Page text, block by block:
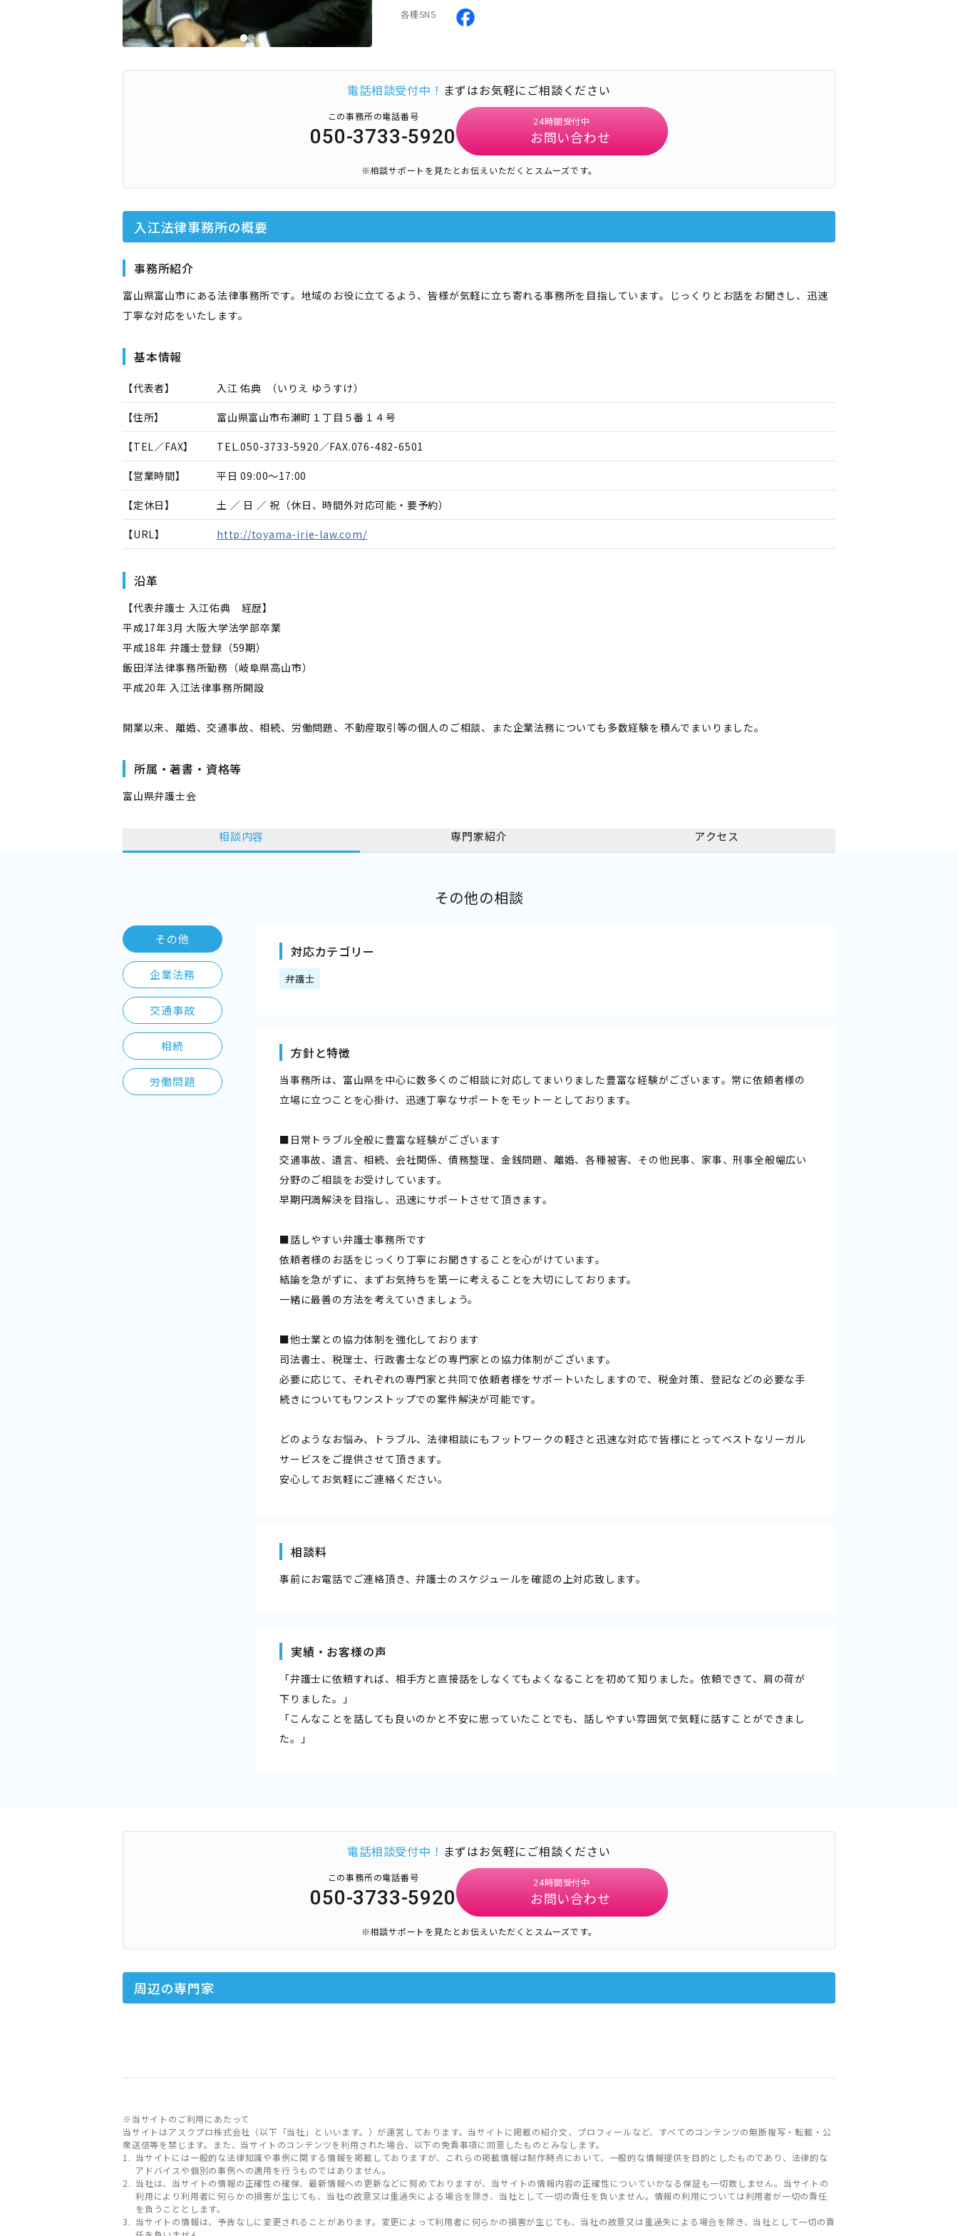
各種SNS
電話相談受付中！ まずはお気軽にご相談ください
この事務所の電話番号
050-3733-5920
24時間受付中
お問い合わせ
※相談サポートを見たとお伝えいただくとスムーズです。
入江法律事務所の概要
事務所紹介
富山県富山市にある法律事務所です。地域のお役に立てるよう、皆様が気軽に立ち寄れる事務所を目指しています。じっくりとお話をお聞きし、迅速
丁寧な対応をいたします。
基本情報
【代表者】 入江 佑典 （いりえ ゆうすけ）
【住所】 富山県富山市布瀬町１丁目５番１４号
【TEL／FAX】 TEL.050-3733-5920 ／FAX.076-482-6501
【営業時間】 平日 09:00～17:00
【定休日】 土 ／ 日 ／ 祝（休日、時間外対応可能・要予約）
【URL】 http://toyama-irie-law.com/
沿革
【代表弁護士 入江佑典 経歴】
平成17年3月 大阪大学法学部卒業
平成18年 弁護士登録（59期）
飯田洋法律事務所勤務（岐阜県高山市）
平成20年 入江法律事務所開設
開業以来、離婚、交通事故、相続、労働問題、不動産取引等の個人のご相談、また企業法務についても多数経験を積んでまいりました。
所属・著書・資格等
富山県弁護士会
相談内容 専門家紹介 アクセス
その他の相談
その他
企業法務
交通事故
相続
労働問題
対応カテゴリー
弁護士
方針と特徴
当事務所は、富山県を中心に数多くのご相談に対応してまいりました豊富な経験がございます。常に依頼者様の
立場に立つことを心掛け、迅速丁寧なサポートをモットーとしております。
■日常トラブル全般に豊富な経験がございます
交通事故、遺言、相続、会社関係、債務整理、金銭問題、離婚、各種被害、その他民事、家事、刑事全般幅広い
分野のご相談をお受けしています。
早期円満解決を目指し、迅速にサポートさせて頂きます。
■話しやすい弁護士事務所です
依頼者様のお話をじっくり丁寧にお聞きすることを心がけています。
結論を急がずに、まずお気持ちを第一に考えることを大切にしております。
一緒に最善の方法を考えていきましょう。
■他士業との協力体制を強化しております
司法書士、税理士、行政書士などの専門家との協力体制がございます。
必要に応じて、それぞれの専門家と共同で依頼者様をサポートいたしますので、税金対策、登記などの必要な手
続きについてもワンストップでの案件解決が可能です。
どのようなお悩み、トラブル、法律相談にもフットワークの軽さと迅速な対応で皆様にとってベストなリーガル
サービスをご提供させて頂きます。
安心してお気軽にご連絡ください。
相談料
事前にお電話でご連絡頂き、弁護士のスケジュールを確認の上対応致します。
実績・お客様の声
「弁護士に依頼すれば、相手方と直接話をしなくてもよくなることを初めて知りました。依頼できて、肩の荷が
下りました。」
「こんなことを話しても良いのかと不安に思っていたことでも、話しやすい雰囲気で気軽に話すことができまし
た。」
電話相談受付中！ まずはお気軽にご相談ください
この事務所の電話番号
050-3733-5920
24時間受付中
お問い合わせ
※相談サポートを見たとお伝えいただくとスムーズです。
周辺の専門家
※当サイトのご利用にあたって
当サイトはアスクプロ株式会社（以下「当社」といいます。）が運営しております。当サイトに掲載の紹介文、プロフィールなど、すべてのコンテンツの無断複写・転載・公
衆送信等を禁じます。また、当サイトのコンテンツを利用された場合、以下の免責事項に同意したものとみなします。
当サイトには一般的な法律知識や事例に関する情報を掲載しておりますが、これらの掲載情報は制作時点において、一般的な情報提供を目的としたものであり、法律的な
アドバイスや個別の事例への適用を行うものではありません。
当社は、当サイトの情報の正確性の確保、最新情報への更新などに努めておりますが、当サイトの情報内容の正確性についていかなる保証も一切致しません。当サイトの
利用により利用者に何らかの損害が生じても、当社の故意又は重過失による場合を除き、当社として一切の責任を負いません。情報の利用については利用者が一切の責任
を負うこととします。
当サイトの情報は、予告なしに変更されることがあります。変更によって利用者に何らかの損害が生じても、当社の故意又は重過失による場合を除き、当社として一切の責